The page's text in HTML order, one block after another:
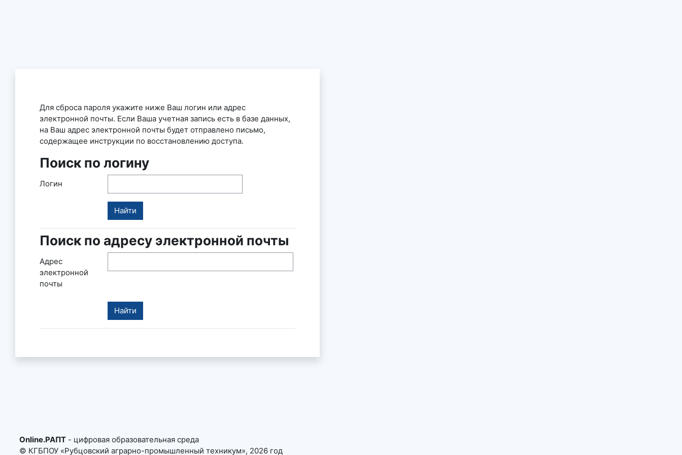
Для сброса пароля укажите ниже Ваш логин или адрес
электронной почты. Если Ваша учетная запись есть в базе данных,
на Ваш адрес электронной почты будет отправлено письмо,
содержащее инструкции по восстановлению доступа.
Поиск по логину
Поиск по логину
Логин
Поиск по адресу электронной почты
Поиск по адресу электронной почты
Адрес
электронной
почты
Online.РАПТ - цифровая образовательная среда
© КГБПОУ «Рубцовский аграрно-промышленный техникум», 2026 год